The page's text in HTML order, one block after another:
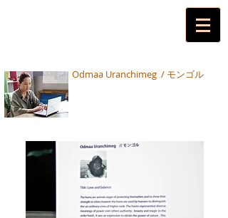
Odmaa Uranchimeg / モンゴル